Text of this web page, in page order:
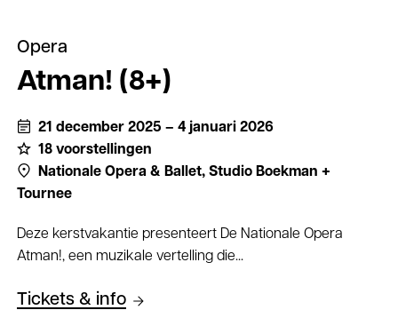
Opera
Atman! (8+)
21 december 2025 – 4 januari 2026
18 voorstellingen
Nationale Opera & Ballet, Studio Boekman +
Tournee
Deze kerstvakantie presenteert De Nationale Opera
Atman!, een muzikale vertelling die...
Tickets & info